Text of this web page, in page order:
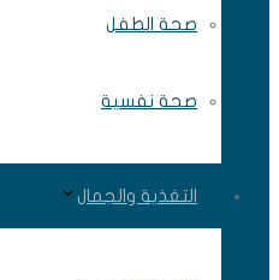
صحة الطفل
صحة نفسية
التغذية والجمال